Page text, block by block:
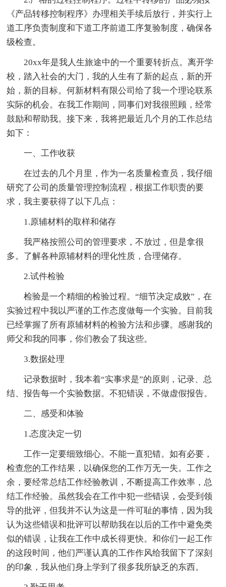
《产品转移控制程序》办理相关手续后放行，并实行上
道工序负责制度和下道工序前道工序复验制度，确保各
级检查。
20xx年是我人生旅途中的一个重要转折点。离开学
校，踏入社会的大门，我的人生有了新的起点，新的开
始，新的目标。何新材料有限公司给了我一个理论联系
实际的机会。在我工作期间，同事们对我很照顾，经常
鼓励和帮助我。接下来，我将把最近几个月的工作总结
如下：
一、工作收获
在过去的几个月里，作为一名质量检查员，我仔细
研究了公司的质量管理控制流程，根据工作职责的要
求，我主要获得了以下几点：
1.原辅材料的取样和储存
我严格按照公司的管理要求，不放过，但是拿很
多。了解各种原辅材料的理化性质，合理储存。
2.试件检验
检验是一个精细的检验过程。“细节决定成败”，在
实验过程中我以严谨的工作态度做每一个实验。目前我
已经掌握了所有原辅材料的检验方法和步骤。感谢我的
师父和我的同事，你们教会了我这些。
3.数据处理
记录数据时，我本着“实事求是”的原则，记录、总
结、报告每一个实验数据。不犯错误，不做虚假报告。
二、感受和体验
1.态度决定一切
工作一定要细致细心。不能一直犯错。如有必要，
检查您的工作结果，以确保您的工作万无一失。工作之
余，要经常总结工作经验教训，不断提高工作效率，总
结工作经验。虽然我会在工作中犯一些错误，会受到领
导的批评，但我并不认为这是一件可耻的事情，因为我
认为这些错误和批评可以帮助我在以后的工作中避免类
似的错误，让我在工作中成长得更快。和你们一起工作
的这段时间，他们严谨认真的工作作风给我留下了深刻
的印象，我从他们身上学到了很多我所缺乏的东西。